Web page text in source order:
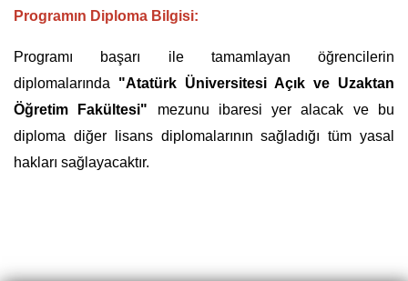
Programın Diploma Bilgisi:
Programı başarı ile tamamlayan öğrencilerin
diplomalarında "Atatürk Üniversitesi Açık ve Uzaktan
Öğretim Fakültesi" mezunu ibaresi yer alacak ve bu
diploma diğer lisans diplomalarının sağladığı tüm yasal
hakları sağlayacaktır.